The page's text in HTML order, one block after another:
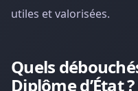
utiles et valorisées.
Quels
Diplôme d’État ?